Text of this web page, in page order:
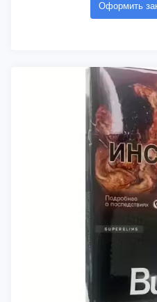
Оформить